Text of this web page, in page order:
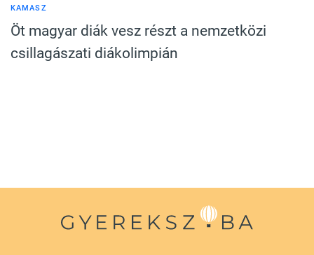
KAMASZ
Öt magyar diák vesz részt a nemzetközi
csillagászati diákolimpián